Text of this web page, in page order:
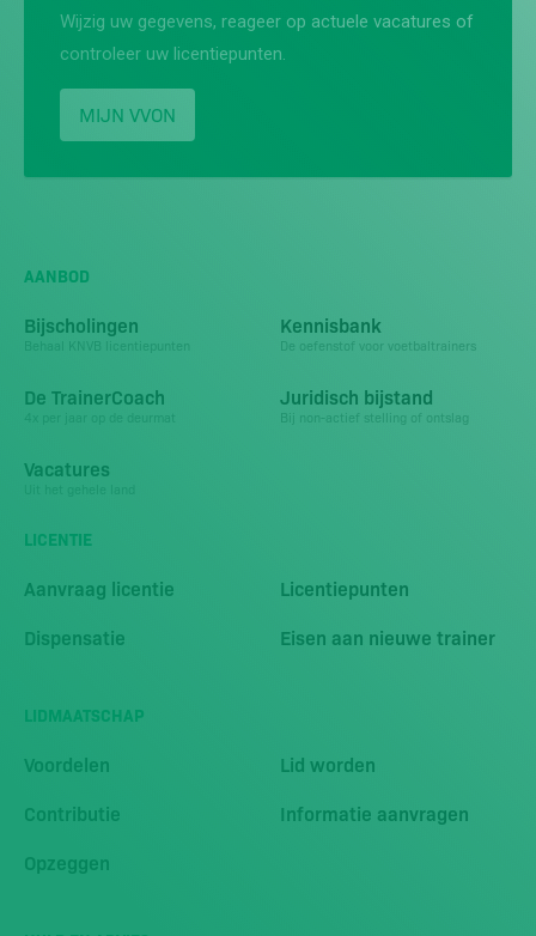
Wijzig uw gegevens, reageer op actuele vacatures of
controleer uw licentiepunten.
MIJN VVON
AANBOD
Bijscholingen
Behaal KNVB licentiepunten
Kennisbank
De oefenstof voor voetbaltrainers
De TrainerCoach Juridisch bijstand
Bij non-actief stelling of ontslag
Vacatures
LICENTIE
Aanvraag licentie
Licentiepunten
Dispensatie
Eisen aan nieuwe trainer
LIDMAATSCHAP
Voordelen
Lid worden
Contributie
Informatie aanvragen
Opzeggen